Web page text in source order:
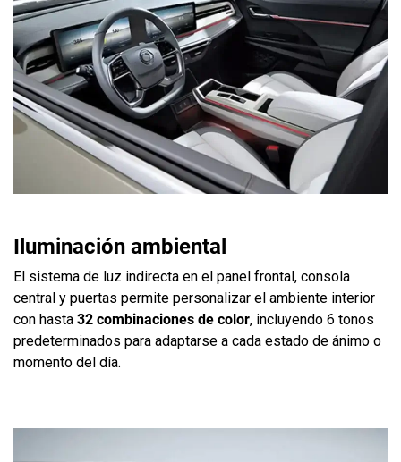
Iluminación ambiental
El sistema de luz indirecta en el panel frontal, consola
central y puertas permite personalizar el ambiente interior
con hasta 32 combinaciones de color, incluyendo 6 tonos
predeterminados para adaptarse a cada estado de ánimo o
momento del día.